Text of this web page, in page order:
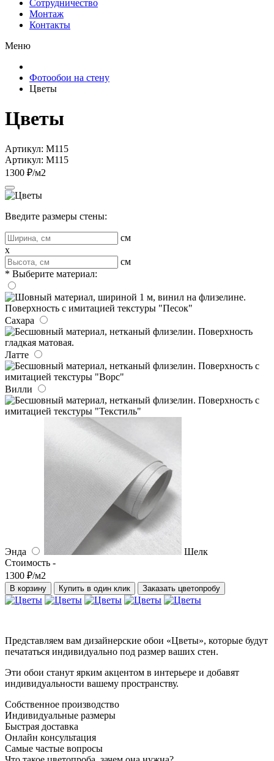
Сотрудничество
Монтаж
Контакты
Меню
Фотообои на стену
Цветы
Цветы
Артикул: M115
Артикул: M115
1300 ₽/м2
Введите размеры стены:
см
x
см
* Выберите материал:
Сахара
Латте
Вилли
Энда
Шелк
Стоимость -
1300 ₽/м2
В корзину Купить в один клик Заказать цветопробу
Представляем вам дизайнерские обои «Цветы», которые будут
печататься индивидуально под размер ваших стен.
Эти обои станут ярким акцентом в интерьере и добавят
индивидуальности вашему пространству.
Собственное производство
Индивидуальные размеры
Быстрая доставка
Онлайн консультация
Самые частые вопросы